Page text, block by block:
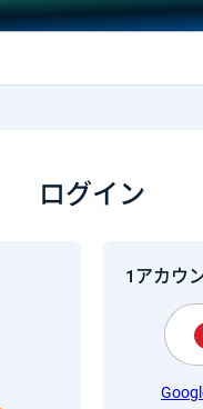
ログイン
1アカウ